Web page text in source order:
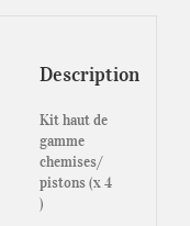
Description
Kit haut de
gamme
chemises/
pistons (x 4
)